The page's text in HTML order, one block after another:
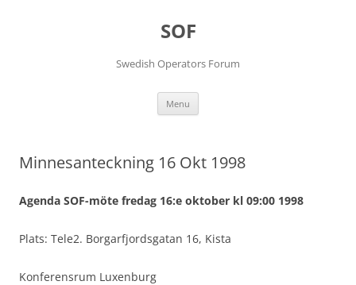
SOF
Swedish Operators Forum
Menu
Minnesanteckning 16 Okt 1998
Agenda SOF-möte fredag 16:e oktober kl 09:00 1998
Plats: Tele2. Borgarfjordsgatan 16, Kista
Konferensrum Luxenburg